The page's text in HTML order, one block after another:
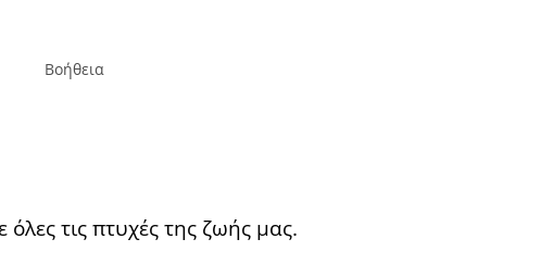
Βοήθεια
τις πτυχές της ζωής μας.